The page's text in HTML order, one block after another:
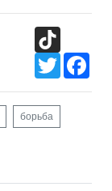
Twitter
борьба